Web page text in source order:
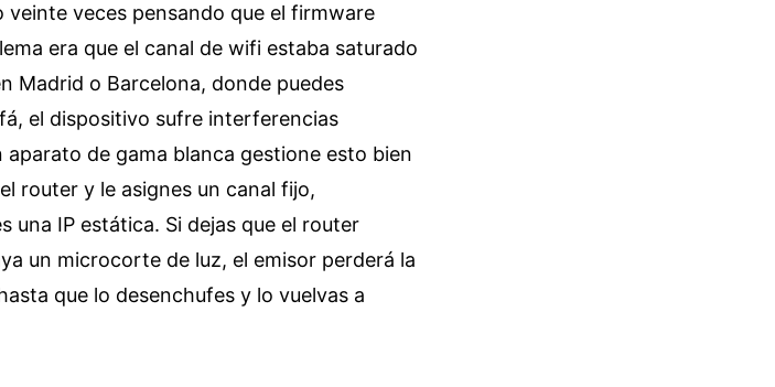
veces pensando que el firmware
era que el canal de wifi estaba saturado
Madrid o Barcelona, donde puedes
el dispositivo sufre interferencias
de gama blanca gestione esto bien
router y le asignes un canal fijo,
una IP estática. Si dejas que el router
un microcorte de luz, el emisor perderá la
que lo desenchufes y lo vuelvas a